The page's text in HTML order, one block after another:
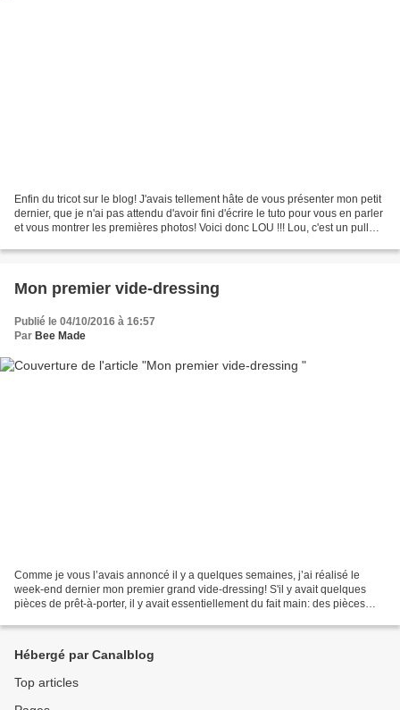
Enfin du tricot sur le blog! J'avais tellement hâte de vous présenter mon petit
dernier, que je n'ai pas attendu d'avoir fini d'écrire le tuto pour vous en parler
et vous montrer les premières photos! Voici donc LOU !!! Lou, c'est un pull
Mon premier vide-dressing
Publié le 04/10/2016 à 16:57
Par Bee Made
Comme je vous l’avais annoncé il y a quelques semaines, j’ai réalisé le
week-end dernier mon premier grand vide-dressing! S'il y avait quelques
pièces de prêt-à-porter, il y avait essentiellement du fait main: des pièces
Hébergé par Canalblog
Top articles